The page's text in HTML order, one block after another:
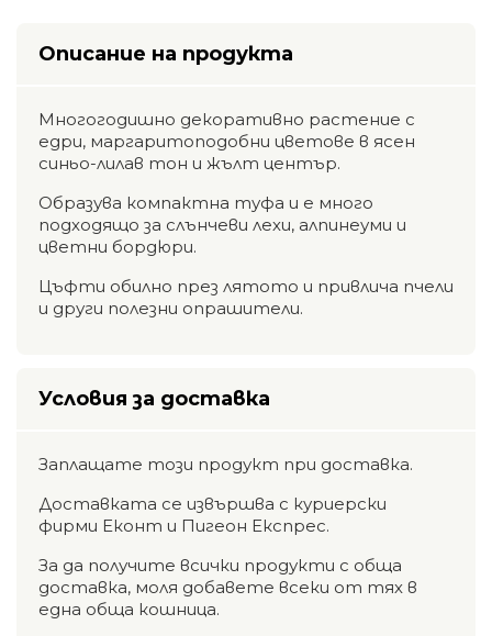
Описание на продукта
Многогодишно декоративно растение с
едри, маргаритоподобни цветове в ясен
синьо-лилав тон и жълт център.
Образува компактна туфа и е много
подходящо за слънчеви лехи, алпинеуми и
цветни бордюри.
Цъфти обилно през лятото и привлича пчели
и други полезни опрашители.
Условия за доставка
Заплащате този продукт при доставка.
Доставката се извършва с куриерски
фирми Еконт и Пигеон Експрес.
За да получите всички продукти с обща
доставка, моля добавете всеки от тях в
една обща кошница.